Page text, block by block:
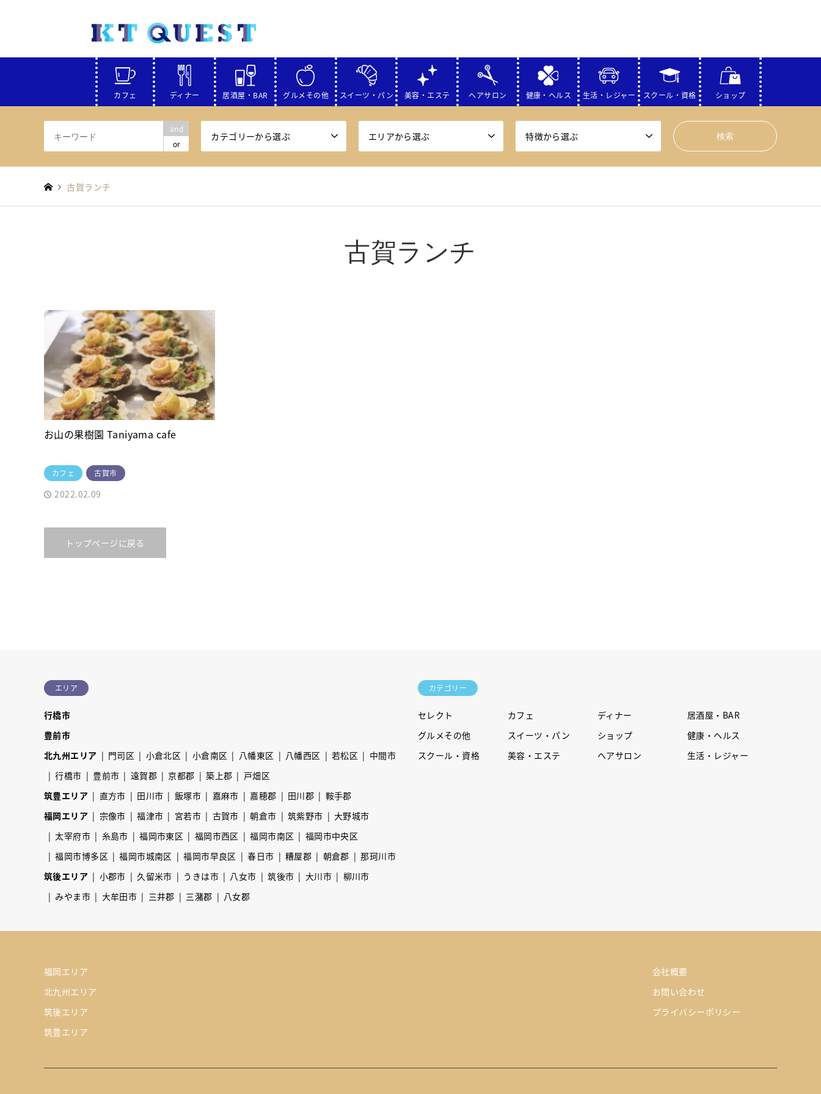
カフェ ディナー 居酒屋・BAR グルメその他 スイーツ・パン 美容・エステ ヘアサロン 健康・ヘルス 生活・レジャー スクール・資格 ショップ
and
or
カテゴリーから選ぶ エリアから選ぶ 特徴から選ぶ
古賀ランチ
古賀ランチ
お山の果樹園 Taniyama cafe
カフェ 古賀市
2022.02.09
トップページに戻る
エリア
行橋市
豊前市
北九州エリア
門司区 小倉北区 小倉南区 八幡東区 八幡西区 若松区
中間市
行橋市
豊前市 遠賀郡 京都郡 築上郡
戸畑区
筑豊エリア
直方市 田川市 飯塚市 嘉麻市 嘉穂郡 田川郡
鞍手郡
福岡エリア
宗像市 福津市 宮若市 古賀市 朝倉市 筑紫野市
大野城市
太宰府市
糸島市 福岡市東区 福岡市西区 福岡市南区
福岡市中央区
福岡市博多区
福岡市城南区 福岡市早良区 春日市 糟屋郡 朝倉郡
那珂川市
筑後エリア
小郡市 久留米市 うきは市 八女市 筑後市 大川市
柳川市
みやま市
大牟田市 三井郡 三潴郡 八女郡
カテゴリー
セレクト カフェ ディナー
居酒屋・BAR
グルメその他
スイーツ・パン ショップ
健康・ヘルス
スクール・資格
美容・エステ ヘアサロン 生活・レジャー
福岡エリア
北九州エリア
筑後エリア
筑豊エリア
会社概要
お問い合わせ
プライバシーポリシー